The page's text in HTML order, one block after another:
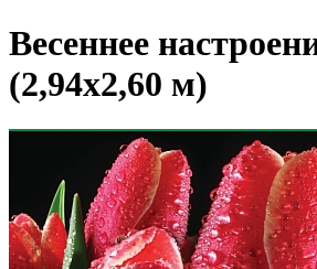
Весеннее
(2,94х2,60 м)